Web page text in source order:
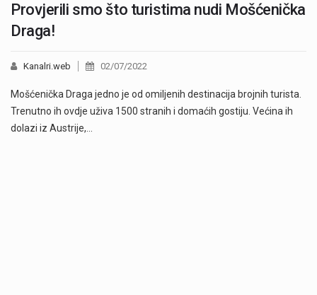
Provjerili smo što turistima nudi Mošćenička
Draga!
Kanalri.web 02/07/2022
Mošćenička Draga jedno je od omiljenih destinacija brojnih turista.
Trenutno ih ovdje uživa 1500 stranih i domaćih gostiju. Većina ih
dolazi iz Austrije,…